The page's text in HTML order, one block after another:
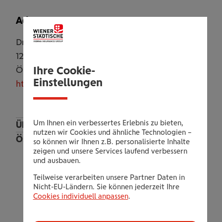
Überregional und Online
Österreich
Wien
ALFA Sportsclub Wien
Clever Fit Wien Liesing
Adresse
Dresdnerstraße 107
1200
Österreich
https://www.clever-fit.com/wien-brigittenau/
Ihre Cookie-
Einstellungen
Um Ihnen ein verbessertes Erlebnis zu bieten,
nutzen wir Cookies und ähnliche Technologien –
so können wir Ihnen z.B. personalisierte Inhalte
zeigen und unsere Services laufend verbessern
und ausbauen.
Teilweise verarbeiten unsere Partner Daten in
Nicht-EU-Ländern. Sie können jederzeit Ihre
Cookies individuell anpassen.